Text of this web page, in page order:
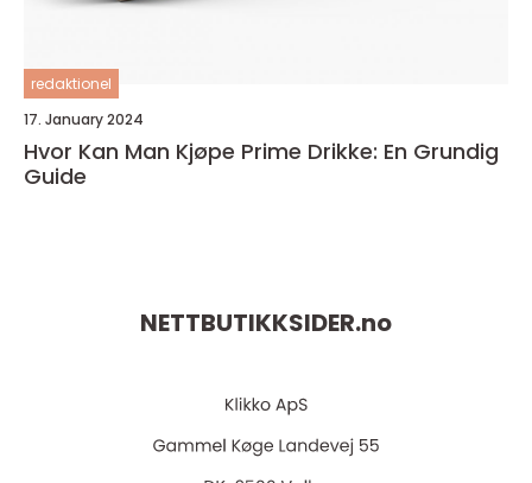
redaktionel
17. January 2024
Hvor Kan Man Kjøpe Prime Drikke: En Grundig
Guide
NETTBUTIKKSIDER.no